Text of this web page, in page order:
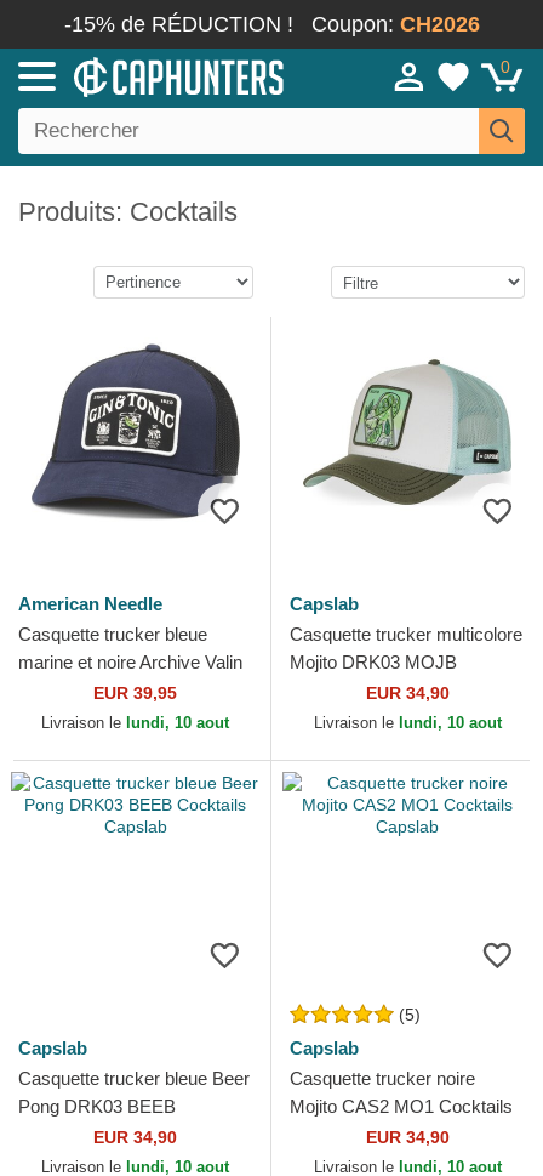
-15% de RÉDUCTION ! Coupon: CH2026
0
Produits: Cocktails
American Needle
Casquette trucker bleue
marine et noire Archive Valin
Gin and tonic Cocktails
American Needle
EUR 39,95
Livraison le lundi, 10 aout
Capslab
Casquette trucker multicolore
Mojito DRK03 MOJB
Cocktails Capslab
EUR 34,90
Livraison le lundi, 10 aout
Capslab
Casquette trucker bleue Beer
Pong DRK03 BEEB
Cocktails Capslab
EUR 34,90
Livraison le lundi, 10 aout
(5)
Capslab
Casquette trucker noire
Mojito CAS2 MO1 Cocktails
EUR 34,90
Livraison le lundi, 10 aout